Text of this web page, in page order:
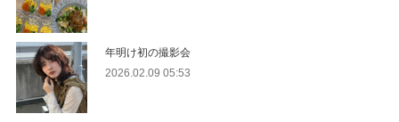
年明け初の撮影会
2026.02.09 05:53